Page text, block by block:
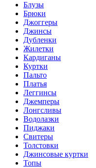
Блузы
Брюки
Джоггеры
Джинсы
Дубленки
Жилетки
Кардиганы
Куртки
Пальто
Платья
Леггинсы
Джемперы
Лонгсливы
Водолазки
Пиджаки
Свитеры
Толстовки
Джинсовые куртки
Топы